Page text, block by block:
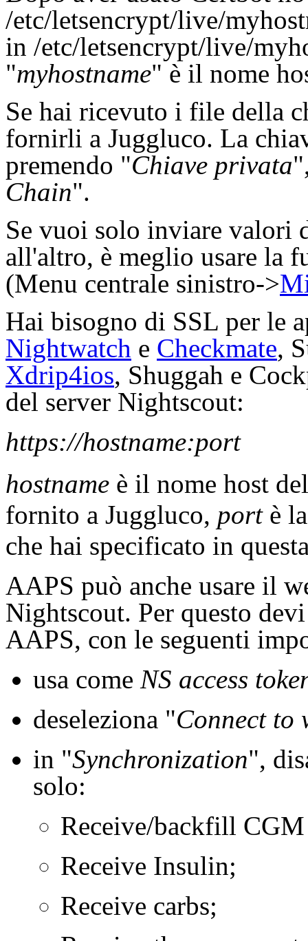
/etc/letsencrypt/live/
in /etc/letsencrypt/live/
"myhostname" è il nome
Se hai ricevuto i file della
fornirli a Juggluco. La
premendo "Chiave privata
Chain".
Se vuoi solo inviare valori
all'altro, è meglio usare la
(Menu centrale sinistro->
Hai bisogno di SSL per le
Nightwatch e Checkmate,
Xdrip4ios, Shuggah e
del server Nightscout:
https://hostname:port
hostname è il nome host
fornito a Juggluco, portè
che hai specificato in
AAPS può anche usare il
Nightscout. Per questo
AAPS, con le seguenti
usa come NS access
deseleziona "Connect to
in "Synchronization",
solo:
Receive/backfill CGM
Receive Insulin;
Receive carbs;